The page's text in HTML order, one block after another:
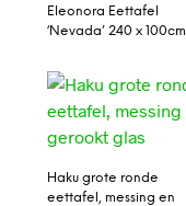
Eleonora Eettafel
‘Nevada’ 240 x 100cm
Haku grote ronde
eettafel, messing en